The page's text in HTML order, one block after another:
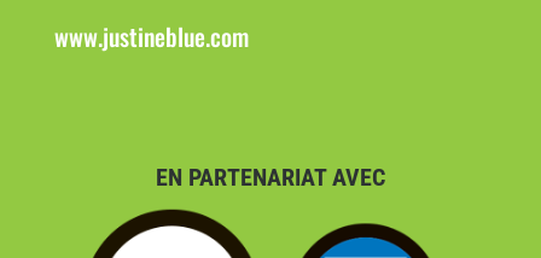
www.justineblue.com
EN PARTENARIAT AVEC